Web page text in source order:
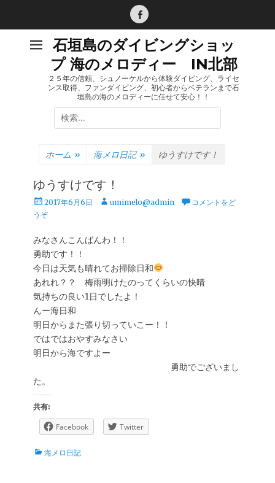
Facebook
石垣島のダイビングショッ
プ 海のメロディー IN北部
２５年の信頼、シュノーケルから体験ダイビング、ライセ
ンス取得、ファンダイビング、初心者からベテランまで石
垣島の海のメロディーに任せて安心！！
検
索:
ホーム » 海メロ日記 » ゆうすけです！
ゆうすけです！
投
稿
2017年6月6日
投 umimelo@admin
コメントをど
うぞ
みなさんこんばんわ！！
勇助です！！
今日は天気も晴れてお掃除日和
あれれ？？ 梅雨明けたのってくらいの快晴
気持ちの良い1日でしたよ！
んー海日和
明日からまた張り切っていこー！！
ではではおやすみなさい
明日から海ですよー
勇助でございまし
た。
共有:
Facebook Twitter
カ 海メロ日記